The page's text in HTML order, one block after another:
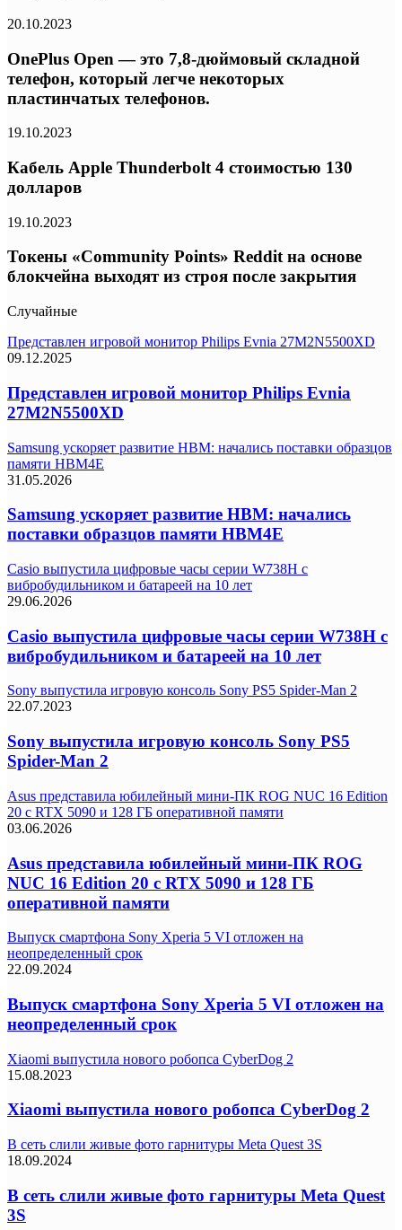
20.10.2023
OnePlus Open — это 7,8-дюймовый складной
телефон, который легче некоторых
пластинчатых телефонов.
19.10.2023
Кабель Apple Thunderbolt 4 стоимостью 130
долларов
19.10.2023
Токены «Community Points» Reddit на основе
блокчейна выходят из строя после закрытия
Случайные
Представлен игровой монитор Philips Evnia 27M2N5500XD
09.12.2025
Представлен игровой монитор Philips Evnia
27M2N5500XD
Samsung ускоряет развитие HBM: начались поставки образцов
памяти HBM4E
31.05.2026
Samsung ускоряет развитие HBM: начались
поставки образцов памяти HBM4E
Casio выпустила цифровые часы серии W738H с
вибробудильником и батареей на 10 лет
29.06.2026
Casio выпустила цифровые часы серии W738H с
вибробудильником и батареей на 10 лет
Sony выпустила игровую консоль Sony PS5 Spider-Man 2
22.07.2023
Sony выпустила игровую консоль Sony PS5
Spider-Man 2
Asus представила юбилейный мини-ПК ROG NUC 16 Edition
20 с RTX 5090 и 128 ГБ оперативной памяти
03.06.2026
Asus представила юбилейный мини-ПК ROG
NUC 16 Edition 20 с RTX 5090 и 128 ГБ
оперативной памяти
Выпуск смартфона Sony Xperia 5 VI отложен на
неопределенный срок
22.09.2024
Выпуск смартфона Sony Xperia 5 VI отложен на
неопределенный срок
Xiaomi выпустила нового робопса CyberDog 2
15.08.2023
Xiaomi выпустила нового робопса CyberDog 2
В сеть слили живые фото гарнитуры Meta Quest 3S
18.09.2024
В сеть слили живые фото гарнитуры Meta Quest
3S